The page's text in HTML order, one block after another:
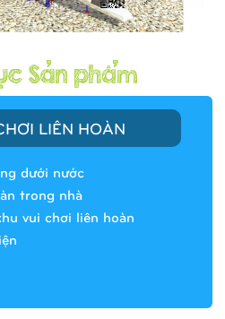
LIÊN HOÀN
dưới nước
trong nhà
vui chơi liên hoàn